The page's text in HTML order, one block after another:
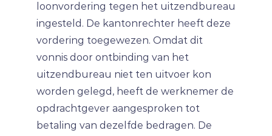
loonvordering tegen het uitzendbureau
ingesteld. De kantonrechter heeft deze
vordering toegewezen. Omdat dit
vonnis door ontbinding van het
uitzendbureau niet ten uitvoer kon
worden gelegd, heeft de werknemer de
opdrachtgever aangesproken tot
betaling van dezelfde bedragen. De